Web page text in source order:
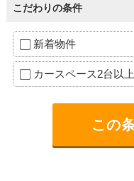
こだわりの条件
新着物件
カースペース2台以上